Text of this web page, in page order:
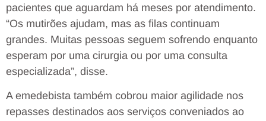
pacientes que aguardam há meses por atendimento.
“Os mutirões ajudam, mas as filas continuam
grandes. Muitas pessoas seguem sofrendo enquanto
esperam por uma cirurgia ou por uma consulta
especializada”, disse.
A emedebista também cobrou maior agilidade nos
repasses destinados aos serviços conveniados ao